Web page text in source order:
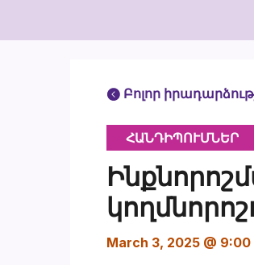
Բոլոր
ՀԱՆԴԻՊՈՒՄՆԵՐ
March 3, 2025 @ 9:00